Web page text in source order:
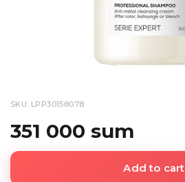
SKU: LPP30158078
351 000 sum
Add to cart